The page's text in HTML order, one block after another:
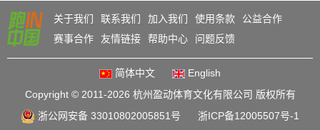
关于我们 联系我们 加入我们 使用条款
公益合作
赛事合作
友情链接 帮助中心 问题反馈
简体中文
English
Copyright © 2011-2026 杭州盈动体育文化有限公司 版权所有
浙公网安备 33010802005851号
浙ICP备12005507号-1